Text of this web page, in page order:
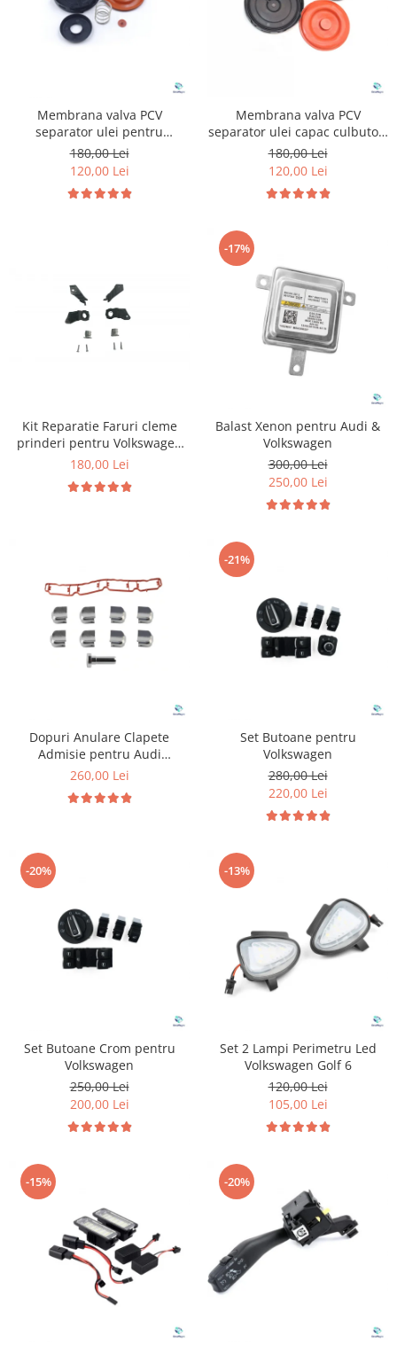
Membrana valva PCV
separator ulei pentru
Volkswagen Audi Seat Skoda
1.8 2.0 TFSI TSI
180,00 Lei
120,00 Lei
Membrana valva PCV
separator ulei capac culbutori
pentru Volkswagen Audi 1.4
2.0 2.5 3.6
180,00 Lei
120,00 Lei
Kit Reparatie Faruri cleme
prinderi pentru Volkswagen
Golf 5
180,00 Lei
-17%
Balast Xenon pentru Audi &
Volkswagen
300,00 Lei
250,00 Lei
Dopuri Anulare Clapete
Admisie pentru Audi
Volkswagen Skoda Seat
260,00 Lei
-21%
Set Butoane pentru
Volkswagen
280,00 Lei
220,00 Lei
-20%
Set Butoane Crom pentru
Volkswagen
250,00 Lei
200,00 Lei
-13%
Set 2 Lampi Perimetru Led
Volkswagen Golf 6
120,00 Lei
105,00 Lei
-15% -20%